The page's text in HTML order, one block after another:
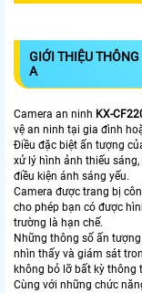
GIỚI THIỆU
A
Camera an ninh KX-
vệ an ninh tại gia đình
Điều đặc biệt ấn tượng
xử lý hình ảnh thiếu
điều kiện ánh sáng yếu.
Camera được trang bị
cho phép bạn có được
trường là hạn chế.
Những thông số ấn
nhìn thấy và giám sát
không bỏ lỡ bất kỳ thông
Cùng với những chức